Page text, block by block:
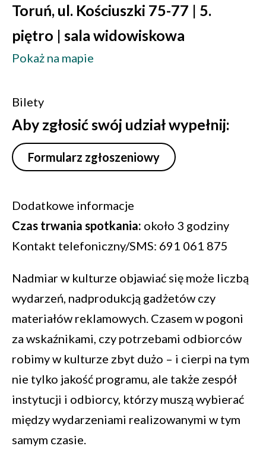
Toruń, ul. Kościuszki 75-77 | 5.
piętro | sala widowiskowa
Pokaż na mapie
Bilety
Aby zgłosić swój udział wypełnij:
Formularz zgłoszeniowy
Dodatkowe informacje
Czas trwania spotkania: około 3 godziny
Kontakt telefoniczny/SMS: 691 061 875
Nadmiar w kulturze objawiać się może liczbą
wydarzeń, nadprodukcją gadżetów czy
materiałów reklamowych. Czasem w pogoni
za wskaźnikami, czy potrzebami odbiorców
robimy w kulturze zbyt dużo – i cierpi na tym
nie tylko jakość programu, ale także zespół
instytucji i odbiorcy, którzy muszą wybierać
między wydarzeniami realizowanymi w tym
samym czasie.